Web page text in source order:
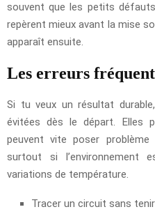
souvent que les petits
repèrent mieux avant la mise
apparaît ensuite.
Les erreurs
Si tu veux un résultat
évitées dès le départ. Elles
peuvent vite poser
surtout si l’environnement
variations de température.
Tracer un circuit sans